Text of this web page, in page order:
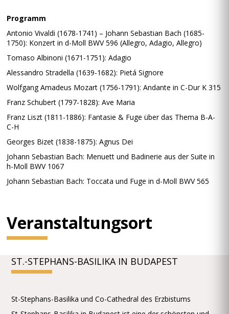
Programm
Antonio Vivaldi (1678-1741) – Johann Sebastian Bach (1685-
1750): Konzert in d-Moll BWV 596 (Allegro, Adagio, Allegro)
Tomaso Albinoni (1671-1751): Adagio
Alessandro Stradella (1639-1682): Pietá Signore
Wolfgang Amadeus Mozart (1756-1791): Andante in C-Dur K 315
Franz Schubert (1797-1828): Ave Maria
Franz Liszt (1811-1886): Fantasie & Fuge über das Thema B-A-
C-H
Georges Bizet (1838-1875): Agnus Dei
Johann Sebastian Bach: Menuett und Badinerie aus der Suite in
h-Moll BWV 1067
Johann Sebastian Bach: Toccata und Fuge in d-Moll BWV 565
Veranstaltungsort
ST.-STEPHANS-BASILIKA IN BUDAPEST
St-Stephans-Basilika und Co-Cathedral des Erzbistums